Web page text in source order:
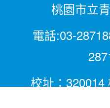
桃園市立
電話:03-
校址：320014